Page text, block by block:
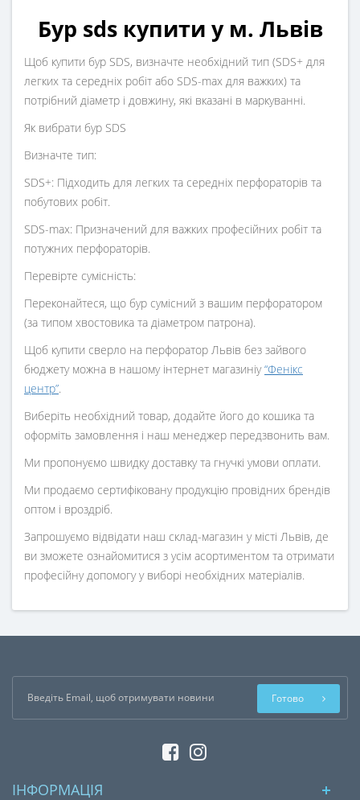
Бур sds купити у м. Львів
Щоб купити бур SDS, визначте необхідний тип (SDS+ для
легких та середніх робіт або SDS-max для важких) та
потрібний діаметр і довжину, які вказані в маркуванні.
Як вибрати бур SDS
Визначте тип:
SDS+: Підходить для легких та середніх перфораторів та
побутових робіт.
SDS-max: Призначений для важких професійних робіт та
потужних перфораторів.
Перевірте сумісність:
Переконайтеся, що бур сумісний з вашим перфоратором
(за типом хвостовика та діаметром патрона).
Щоб купити сверло на перфоратор Львів без зайвого
бюджету можна в нашому інтернет магазиніу“Фенікс
центр”.
Виберіть необхідний товар, додайте його до кошика та
оформіть замовлення і наш менеджер передзвонить вам.
Ми пропонуємо швидку доставку та гнучкі умови оплати.
Ми продаємо сертифіковану продукцію провідних брендів
оптом і вроздріб.
Запрошуємо відвідати наш склад-магазин у місті Львів, де
ви зможете ознайомитися з усім асортиментом та отримати
професійну допомогу у виборі необхідних матеріалів.
Готово
ІНФОРМАЦІЯ